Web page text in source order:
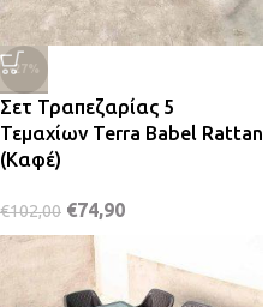
-27%
Σετ Τραπεζαρίας 5
Τεμαχίων Terra Babel Rattan
(Καφέ)
€102,00 €74,90